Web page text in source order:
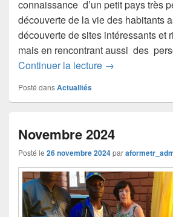
connaissance d’un petit pays très
découverte de la vie des habitants
découverte de sites intéressants et
mais en rencontrant aussi des
Continuer la lecture →
Posté dansActualités
Novembre 2024
Posté le 26 novembre 2024par